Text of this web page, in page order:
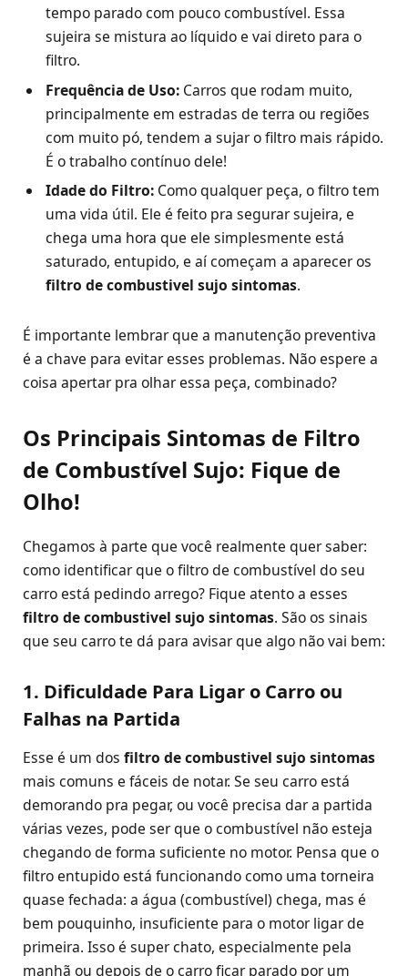
tempo parado com pouco combustível. Essa
sujeira se mistura ao líquido e vai direto para o
filtro.
Frequência de Uso: Carros que rodam muito,
principalmente em estradas de terra ou regiões
com muito pó, tendem a sujar o filtro mais rápido.
É o trabalho contínuo dele!
Idade do Filtro: Como qualquer peça, o filtro tem
uma vida útil. Ele é feito pra segurar sujeira, e
chega uma hora que ele simplesmente está
saturado, entupido, e aí começam a aparecer os
filtro de combustivel sujo sintomas.
É importante lembrar que a manutenção preventiva
é a chave para evitar esses problemas. Não espere a
coisa apertar pra olhar essa peça, combinado?
Os Principais Sintomas de Filtro
de Combustível Sujo: Fique de
Olho!
Chegamos à parte que você realmente quer saber:
como identificar que o filtro de combustível do seu
carro está pedindo arrego? Fique atento a esses
filtro de combustivel sujo sintomas. São os sinais
que seu carro te dá para avisar que algo não vai bem:
1. Dificuldade Para Ligar o Carro ou
Falhas na Partida
Esse é um dos filtro de combustivel sujo sintomas
mais comuns e fáceis de notar. Se seu carro está
demorando pra pegar, ou você precisa dar a partida
várias vezes, pode ser que o combustível não esteja
chegando de forma suficiente no motor. Pensa que o
filtro entupido está funcionando como uma torneira
quase fechada: a água (combustível) chega, mas é
bem pouquinho, insuficiente para o motor ligar de
primeira. Isso é super chato, especialmente pela
manhã ou depois de o carro ficar parado por um